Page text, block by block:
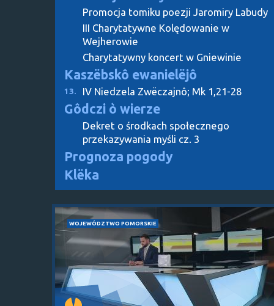
Promocja tomiku poezji Jaromiry Labudy
III Charytatywne Kolędowanie w
Wejherowie
Charytatywny koncert w Gniewinie
Kaszëbskô ewanielëjô
13. IV Niedzela Zwëczajnô; Mk 1,21-28
Gôdczi ò wierze
Dekret o środkach społecznego
przekazywania myśli cz. 3
Prognoza pogody
Klëka
WOJEWÓDZTWO POMORSKIE